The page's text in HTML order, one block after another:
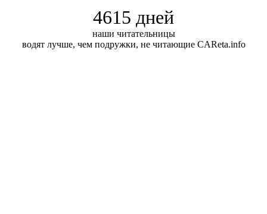
4615 дней
наши читательницы
водят лучше, чем подружки, не читающие CAReta.info